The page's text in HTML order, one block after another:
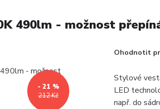
490lm - možnost
212 Kč
- 21 %
Ohodnotit
Stylové
LED
např. do